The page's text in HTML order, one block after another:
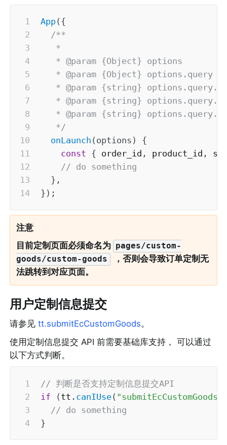
App( {
/**
   *
   * @param {Object} options
   * @param {Object} options.query
* @param {string}
* @param {string}
* @param {string}
   */
onLaunch ( options )
{
const { order_id , product_id ,
// do something
} ,
} ) ;
注意
目前定制页面必须命名为
pages/custom-
goods/custom-goods
，否则会导致订单定制无
法跳转到对应页面。
用户定制信息提交
请参见 tt.submitEcCustomGoods。
使用定制信息提交 API 前需要基础库支持， 可以通过
以下方式判断。
// 判断是否支持定制信息提交API
if
( tt . canIUse( "submitEcCustomGoods"
// do something
}